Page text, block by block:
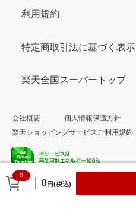
0
0円(税込)
利用規約
特定商取引法に基づく表示
楽天全国スーパートップ
会社概要
個人情報保護方針
楽天ショッピングサービスご利用規約
© Rakuten Group, Inc.